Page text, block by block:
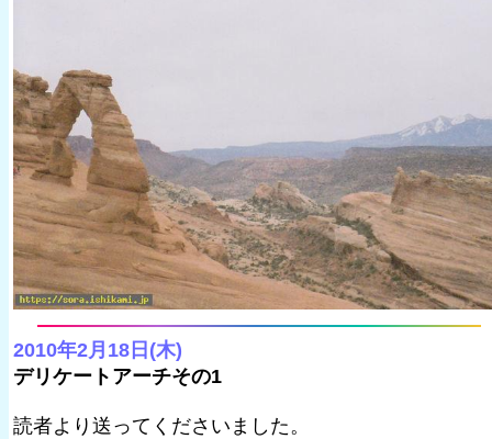
2010年2月18日(木)
デリケートアーチその1
読者より送ってくださいました。